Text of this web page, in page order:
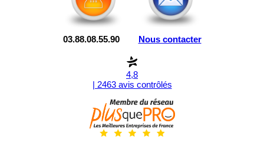
03.88.08.55.90 Nous contacter
4,8
| 2463 avis contrôlés